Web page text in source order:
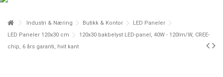
Industri & Næring Butikk & Kontor
LED Paneler
LED Paneler 120x30 cm
120x30 bakbelyst LED-panel, 40W - 120lm/W, CREE-
chip, 6 års garanti, hvit kant